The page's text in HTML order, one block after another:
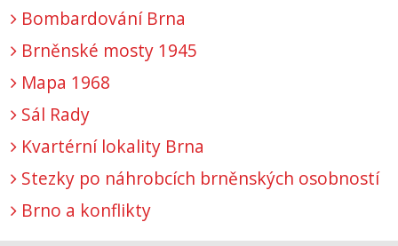
Bombardování Brna
Brněnské mosty 1945
Mapa 1968
Sál Rady
Kvartérní lokality Brna
Stezky po náhrobcích brněnských osobností
Brno a konflikty